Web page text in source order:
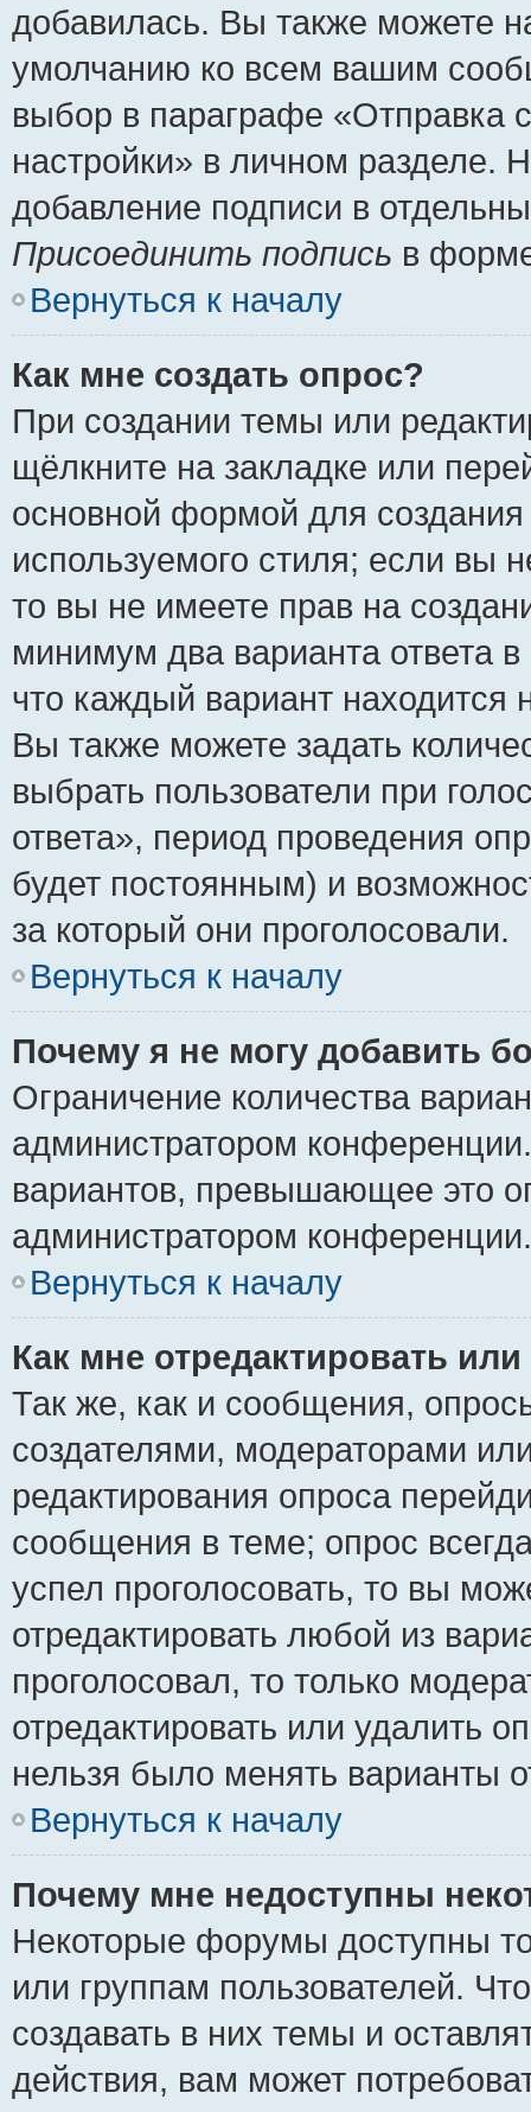
добавилась. Вы также можете
умолчанию ко всем вашим
выбор в параграфе «Отправка
настройки» в личном разделе.
добавление подписи в
Присоединить подпись в
Вернуться к началу
Как мне создать опрос?
При создании темы или
щёлкните на закладке или
основной формой для
используемого стиля; если вы
то вы не имеете прав на
минимум два варианта ответа
что каждый вариант находится
Вы также можете задать
выбрать пользователи при
ответа», период проведения
будет постоянным) и
за который они проголосовали.
Вернуться к началу
Почему я не могу добавить
Ограничение количества
администратором
вариантов, превышающее это
администратором конференции.
Вернуться к началу
Как мне отредактировать
Так же, как и сообщения,
создателями, модераторами
редактирования опроса
сообщения в теме; опрос
успел проголосовать, то вы
отредактировать любой из
проголосовал, то только
отредактировать или удалить
нельзя было менять варианты
Вернуться к началу
Почему мне недоступны
Некоторые форумы доступны
или группам пользователей.
создавать в них темы и
действия, вам может